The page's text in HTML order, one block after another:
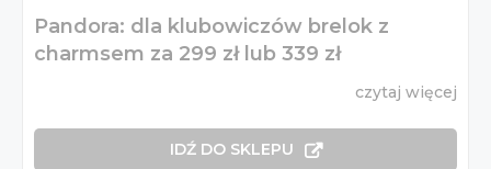
Pandora: dla klubowiczów brelok z
charmsem za 299 zł lub 339 zł
czytaj więcej
IDŹ DO SKLEPU